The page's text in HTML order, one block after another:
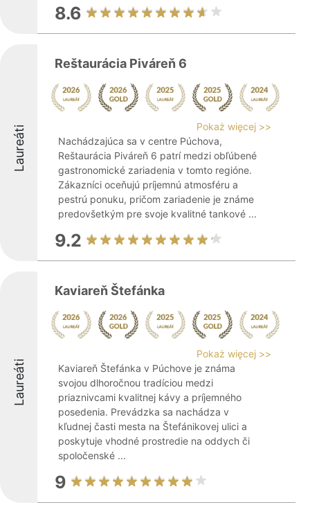
8.6
Laureáti
Reštaurácia Piváreň 6
Pokaż więcej >>
Nachádzajúca sa v centre Púchova,
Reštaurácia Piváreň 6 patrí medzi obľúbené
gastronomické zariadenia v tomto regióne.
Zákazníci oceňujú príjemnú atmosféru a
pestrú ponuku, pričom zariadenie je známe
predovšetkým pre svoje kvalitné tankové ...
9.2
Laureáti
Kaviareň Štefánka
Pokaż więcej >>
Kaviareň Štefánka v Púchove je známa
svojou dlhoročnou tradíciou medzi
priaznivcami kvalitnej kávy a príjemného
posedenia. Prevádzka sa nachádza v
kľudnej časti mesta na Štefánikovej ulici a
poskytuje vhodné prostredie na oddych či
spoločenské ...
9